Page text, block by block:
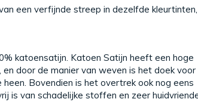
een verfijnde streep in dezelfde
katoensatijn. Katoen Satijn heeft een hoge
door de manier van weven is het doek voor
Bovendien is het overtrek ook nog eens
is van schadelijke stoffen en zeer